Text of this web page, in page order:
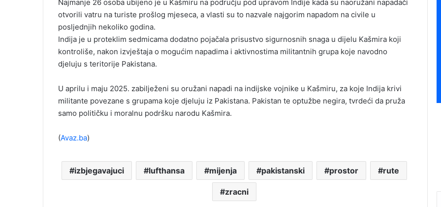
Najmanje 26 osoba ubijeno je u Kašmiru na području pod upravom Indije kada su naoružani napadači
otvorili vatru na turiste prošlog mjeseca, a vlasti su to nazvale najgorim napadom na civile u
posljednjih nekoliko godina.
Indija je u proteklim sedmicama dodatno pojačala prisustvo sigurnosnih snaga u dijelu Kašmira koji
kontroliše, nakon izvještaja o mogućim napadima i aktivnostima militantnih grupa koje navodno
djeluju s teritorije Pakistana.
U aprilu i maju 2025. zabilježeni su oružani napadi na indijske vojnike u Kašmiru, za koje Indija krivi
militante povezane s grupama koje djeluju iz Pakistana. Pakistan te optužbe negira, tvrdeći da pruža
samo političku i moralnu podršku narodu Kašmira.
(Avaz.ba)
izbjegavajuci lufthansa mijenja pakistanski prostor rute
zracni